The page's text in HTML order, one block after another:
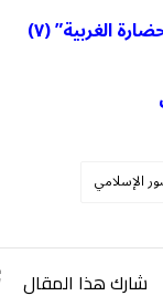
الغربية” (٧)
الإسلامي